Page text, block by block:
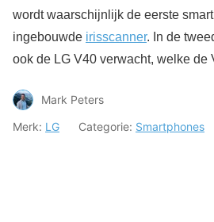
wordt waarschijnlijk de eerste
ingebouwde irisscanner. In de
ook de LG V40 verwacht, welke de
Mark Peters
Merk: LG Categorie: Smartphones